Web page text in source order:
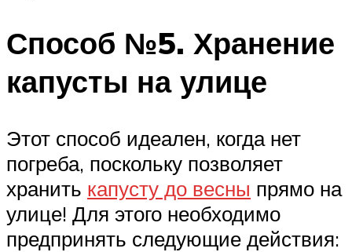
Способ №5. Хранение
капусты на улице
Этот способ идеален, когда нет
погреба, поскольку позволяет
хранить капусту до весны прямо на
улице! Для этого необходимо
предпринять следующие действия: